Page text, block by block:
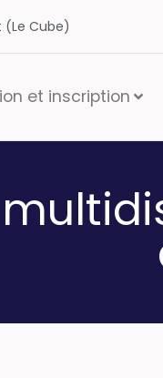
(Le Cube)
et inscription